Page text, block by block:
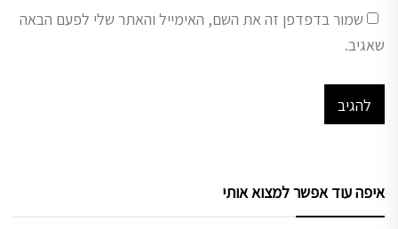
שמור בדפדפן זה את השם, האימייל והאתר שלי לפעם הבאה
שאגיב.
איפה עוד אפשר למצוא אותי